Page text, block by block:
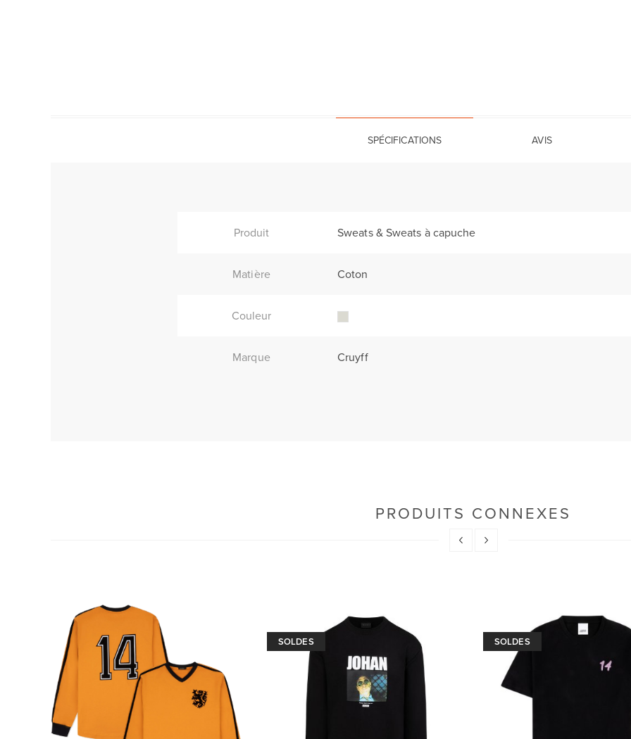
SPÉCIFICATIONS AVIS
Produit Sweats & Sweats à capuche
Matière Coton
Couleur
Marque Cruyff
PRODUITS CONNEXES
SOLDES SOLDES